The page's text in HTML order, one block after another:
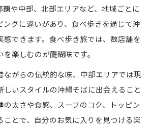
覇や中部、北部エリアなど、地域ごとに
ングに違いがあり、食べ歩きを通じて沖
感できます。食べ歩き旅では、数店舗を
楽しむのが醍醐味です。
ながらの伝統的な味、中部エリアでは現
しいスタイルの沖縄そばに出会えること
の太さや食感、スープのコク、トッピン
ことで、自分のお気に入りを見つける楽